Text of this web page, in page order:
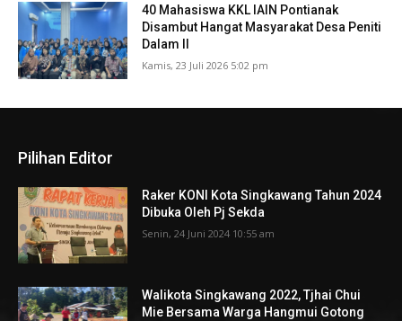
40 Mahasiswa KKL IAIN Pontianak
Disambut Hangat Masyarakat Desa Peniti
Dalam II
Kamis, 23 Juli 2026 5:02 pm
Pilihan Editor
Raker KONI Kota Singkawang Tahun 2024
Dibuka Oleh Pj Sekda
Senin, 24 Juni 2024 10:55 am
Walikota Singkawang 2022, Tjhai Chui
Mie Bersama Warga Hangmui Gotong